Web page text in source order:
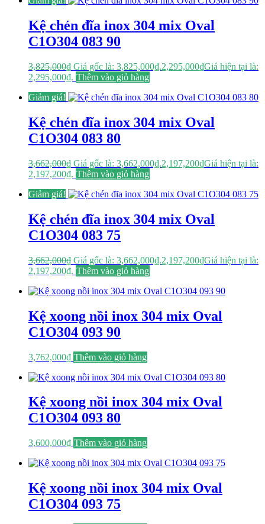
Kệ chén đĩa inox 304 mix Oval
C1O304 083 90
3,825,000₫ Giá gốc là: 3,825,000₫.2,295,000₫Giá hiện tại là:
2,295,000₫. Thêm vào giỏ hàng
Giảm giá!
Kệ chén đĩa inox 304 mix Oval
C1O304 083 80
3,662,000₫ Giá gốc là: 3,662,000₫.2,197,200₫Giá hiện tại là:
2,197,200₫. Thêm vào giỏ hàng
Giảm giá!
Kệ chén đĩa inox 304 mix Oval
C1O304 083 75
3,662,000₫ Giá gốc là: 3,662,000₫.2,197,200₫Giá hiện tại là:
2,197,200₫. Thêm vào giỏ hàng
Kệ xoong nồi inox 304 mix Oval
C1O304 093 90
3,762,000₫ Thêm vào giỏ hàng
Kệ xoong nồi inox 304 mix Oval
C1O304 093 80
3,600,000₫ Thêm vào giỏ hàng
Kệ xoong nồi inox 304 mix Oval
C1O304 093 75